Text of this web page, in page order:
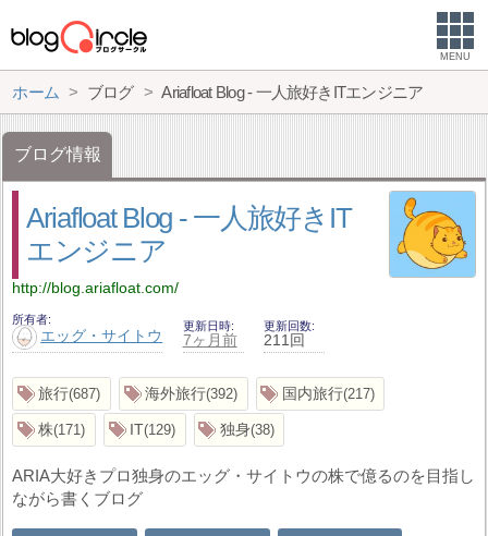
MENU
ホーム ブログ Ariafloat Blog ‐ 一人旅好きITエンジニア
ブログ情報
Ariafloat Blog ‐ 一人旅好きIT
エンジニア
http://blog.ariafloat.com/
所有者
エッグ・サイトウ
更新日時
7ヶ月前
更新回数
211回
旅行 687 海外旅行 392 国内旅行 217
株 171 IT 129 独身 38
ARIA大好きプロ独身のエッグ・サイトウの株で億るのを目指し
ながら書くブログ